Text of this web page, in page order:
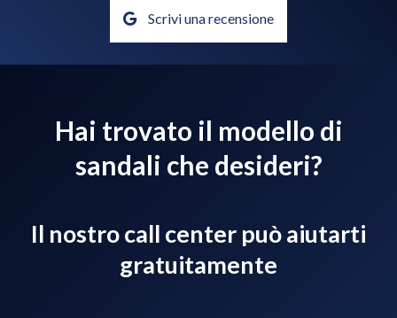
Scrivi una recensione
Hai trovato il modello di
sandali che desideri?
Il nostro call center può aiutarti
gratuitamente